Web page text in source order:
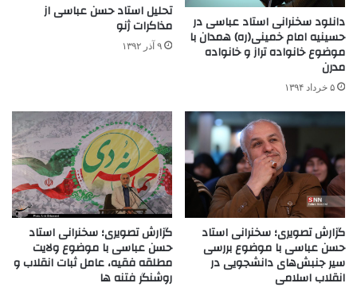
دانلود سخنرانی استاد عباسی در
حسینیه امام خمینی(ره) همدان با
موضوع خانواده تراز و خانواده
مدرن
۵ خرداد ۱۳۹۴
تحلیل استاد حسن عباسی از
مذاکرات ژنو
۹ آذر ۱۳۹۲
گزارش تصویری؛ سخنرانی استاد
حسن عباسی با موضوع بررسی
سیر جنبش‌های دانشجویی در
انقلاب اسلامی
گزارش تصویری؛ سخنرانی استاد
حسن عباسی با موضوع ولایت
مطلقه فقیه، عامل ثبات انقلاب و
روشنگر فتنه ها